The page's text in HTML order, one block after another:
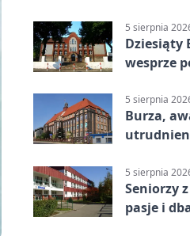
5 sierpnia
Dziesiąty
wesprze
5 sierpnia
Burza,
5 sierpnia
Seniorzy
pasje i